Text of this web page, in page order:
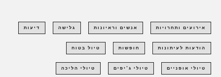
אירועים ותחרויות אנשים וראיונות גלישה דיעות
הודעות לעיתונות חופשות טיול בטוח
טיולי אופניים טיולי ג'יפים טיולי הליכה